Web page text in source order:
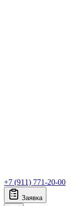
+7 (911) 771-20-00
Заявка